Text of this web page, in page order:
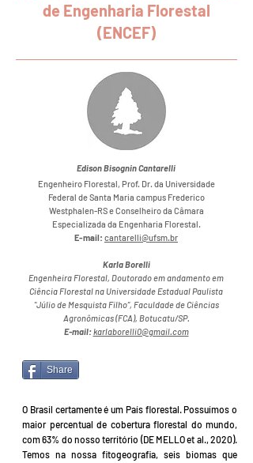
de Engenharia Florestal
(ENCEF)
Edison Bisognin Cantarelli
Engenheiro Florestal, Prof. Dr. da Universidade
Federal de Santa Maria campus Frederico
Westphalen-RS e Conselheiro da Câmara
Especializada da Engenharia Florestal.
E-mail: cantarelli@ufsm.br
Karla Borelli
Engenheira Florestal, Doutorado em andamento em
Ciência Florestal na Universidade Estadual Paulista
"Júlio de Mesquista Filho”, Faculdade de Ciências
Agronômicas (FCA), Botucatu/SP.
E-mail:karlaborelli0@gmail.com
Share
O Brasil certamente é um País florestal. Possuímos o
maior percentual de cobertura florestal do mundo,
com 63% do nosso território (DE MELLO et al., 2020).
Temos na nossa fitogeografia, seis biomas que